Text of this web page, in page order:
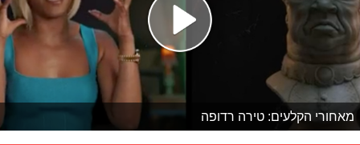
מאחורי הקלעים: טירה רדופה